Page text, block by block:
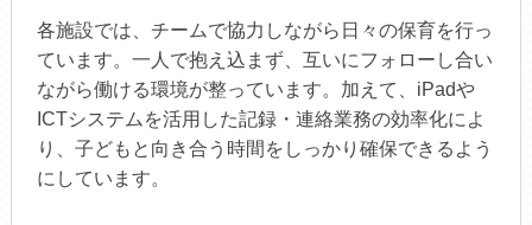
各施設では、チームで協力しながら日々の保育を行っ
ています。一人で抱え込まず、互いにフォローし合い
ながら働ける環境が整っています。加えて、iPadや
ICTシステムを活用した記録・連絡業務の効率化によ
り、子どもと向き合う時間をしっかり確保できるよう
にしています。